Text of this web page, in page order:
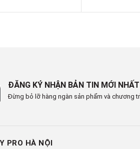
AI Processor 4K Gen9
thực:
ThinQ
ĐĂNG KÝ NHẬN BẢN TIN MỚI NHẤT
Đừng bỏ lỡ hàng ngàn sản phẩm và chương
PRO HÀ NỘI